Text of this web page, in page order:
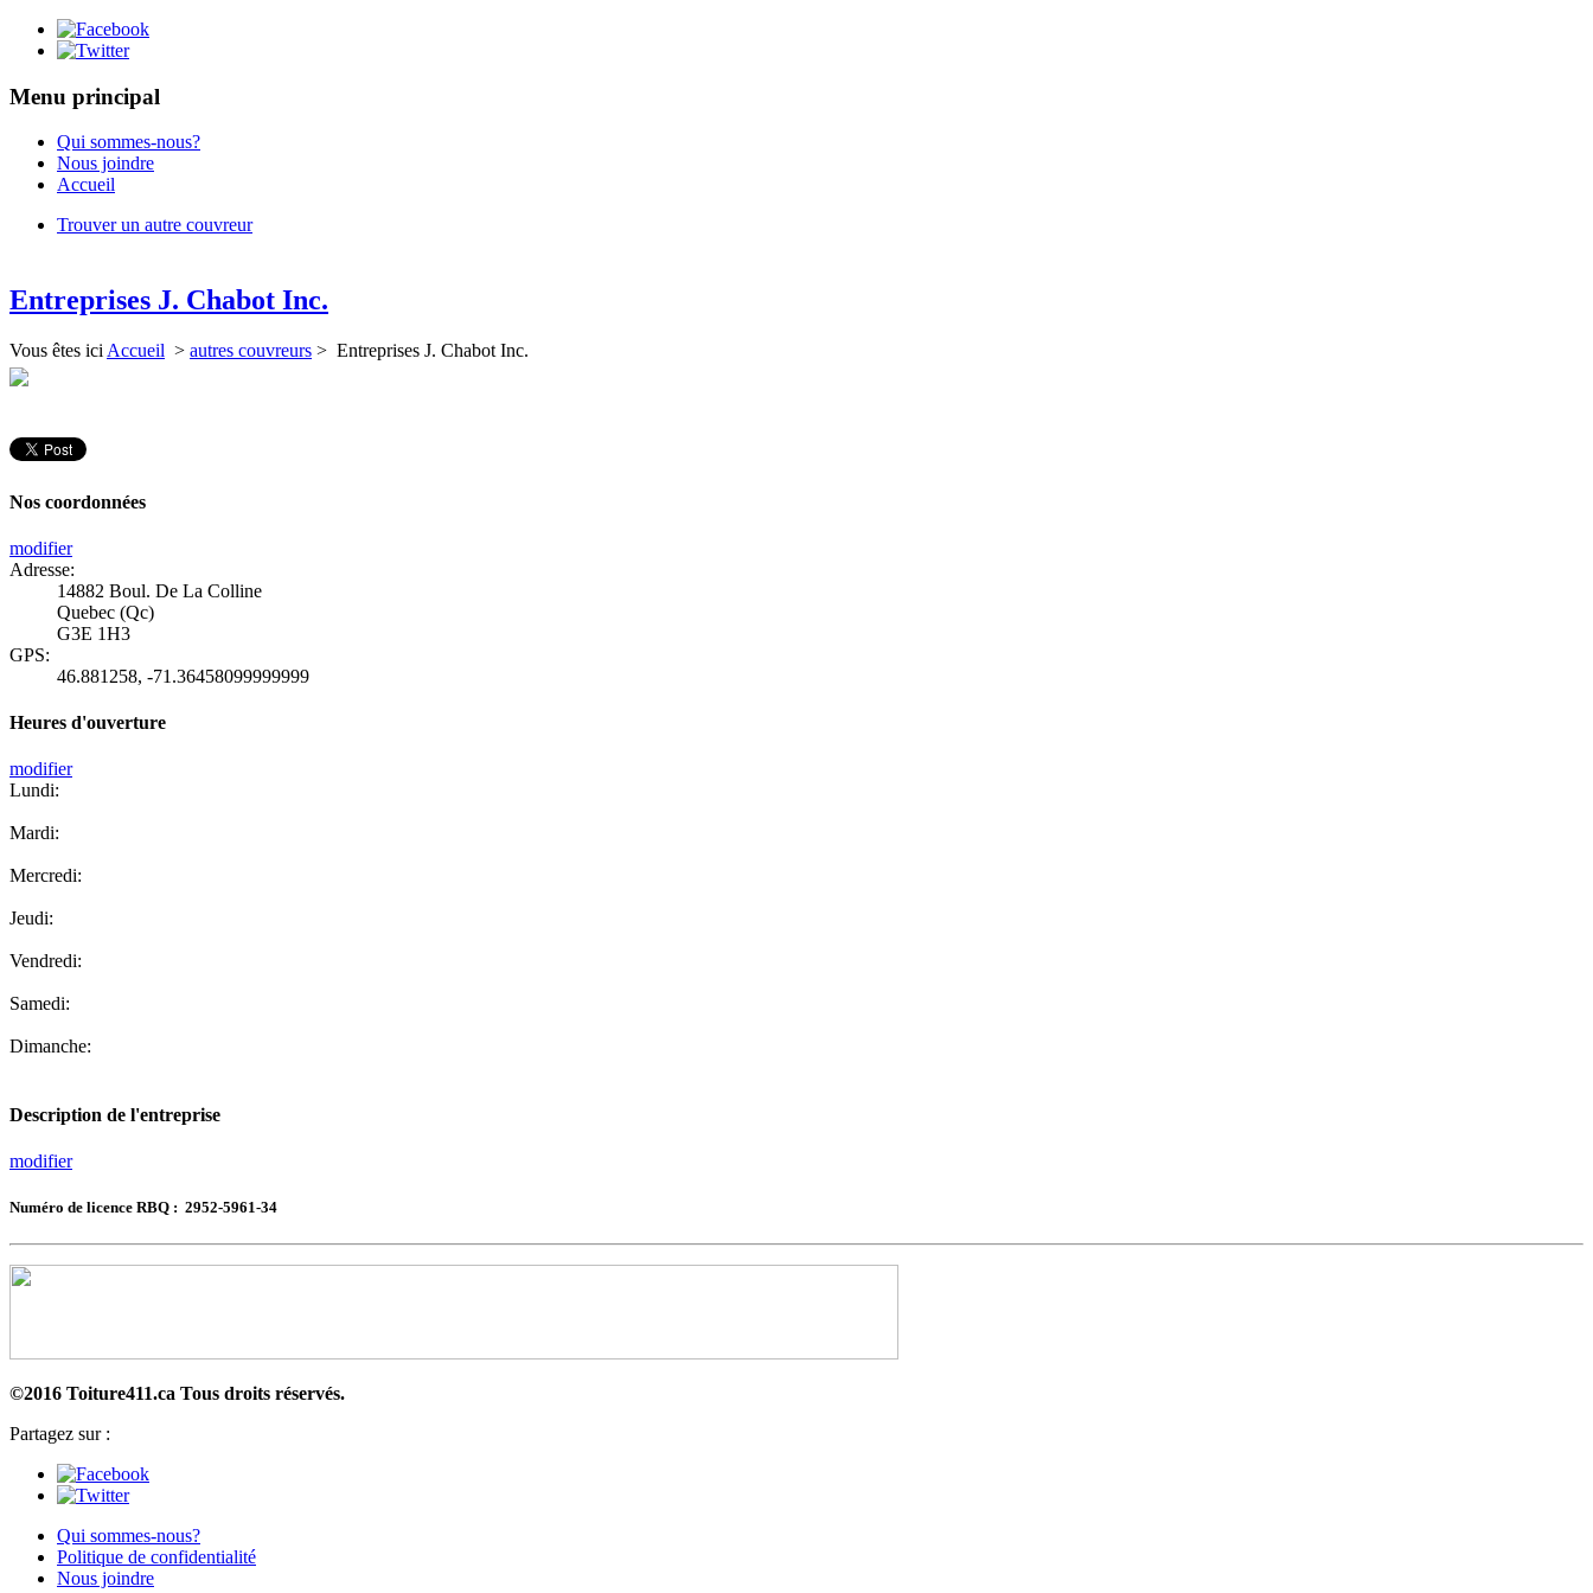
Menu principal
Qui sommes-nous?
Nous joindre
Accueil
Trouver un autre couvreur
Entreprises J. Chabot Inc.
Vous êtes ici Accueil > autres couvreurs > Entreprises J. Chabot Inc.
Nos coordonnées
modifier
Adresse:
14882 Boul. De La Colline
Quebec (Qc)
G3E 1H3
GPS:
46.881258, -71.36458099999999
Heures d'ouverture
modifier
Lundi:
Mardi:
Mercredi:
Jeudi:
Vendredi:
Samedi:
Dimanche:
Description de l'entreprise
modifier
Numéro de licence RBQ : 2952-5961-34
©2016 Toiture411.ca Tous droits réservés.
Partagez sur :
Qui sommes-nous?
Politique de confidentialité
Nous joindre